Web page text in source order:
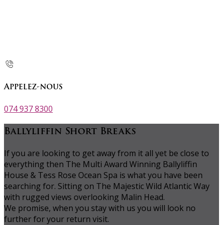
Appelez-nous
074 937 8300
Ballyliffin Short Breaks
If you are looking to get away from it all yet be close to
everything then The Multi Award Winning Ballyliffin
House & Tess Rose Ocean Spa is what you have been
searching for. Sitting on The Majestic Wild Atlantic Way
with rugged views overlooking Malin Head.
We promise, when you stay with us you will look no
further for your return visit.